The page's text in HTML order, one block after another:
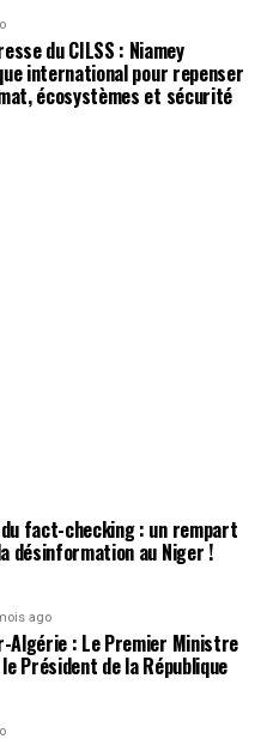
du CILSS : Niamey
international pour repenser
écosystèmes et sécurité
fact-checking : un rempart
désinformation au Niger !
ago
Algérie : Le Premier Ministre
Président de la République